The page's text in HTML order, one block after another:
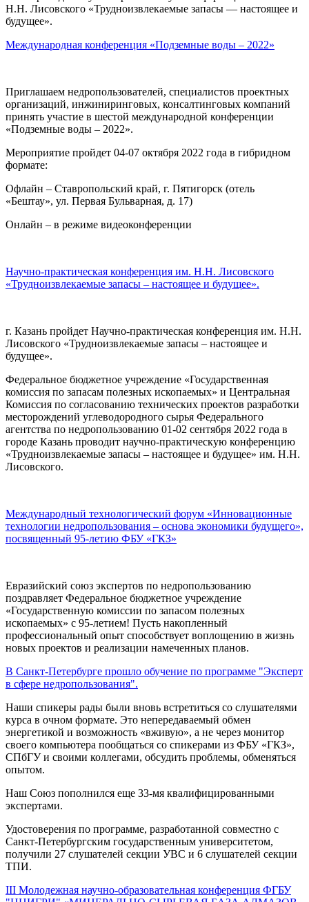
Н.Н. Лисовского «Трудноизвлекаемые запасы — настоящее и
будущее».
Международная конференция «Подземные воды – 2022»
Приглашаем недропользователей, специалистов проектных
организаций, инжиниринговых, консалтинговых компаний
принять участие в шестой международной конференции
«Подземные воды – 2022».
Мероприятие пройдет 04-07 октября 2022 года в гибридном
формате:
Офлайн – Ставропольский край, г. Пятигорск (отель
«Бештау», ул. Первая Бульварная, д. 17)
Онлайн – в режиме видеоконференции
Научно-практическая конференция им. Н.Н. Лисовского
«Трудноизвлекаемые запасы – настоящее и будущее».
г. Казань пройдет Научно-практическая конференция им. Н.Н.
Лисовского «Трудноизвлекаемые запасы – настоящее и
будущее».
Федеральное бюджетное учреждение «Государственная
комиссия по запасам полезных ископаемых» и Центральная
Комиссия по согласованию технических проектов разработки
месторождений углеводородного сырья Федерального
агентства по недропользованию 01-02 сентября 2022 года в
городе Казань проводит научно-практическую конференцию
«Трудноизвлекаемые запасы – настоящее и будущее» им. Н.Н.
Лисовского.
Международный технологический форум «Инновационные
технологии недропользования – основа экономики будущего»,
посвященный 95-летию ФБУ «ГКЗ»
Евразийский союз экспертов по недропользованию
поздравляет Федеральное бюджетное учреждение
«Государственную комиссии по запасом полезных
ископаемых» с 95-летием! Пусть накопленный
профессиональный опыт способствует воплощению в жизнь
новых проектов и реализации намеченных планов.
В Санкт-Петербурге прошло обучение по программе "Эксперт
в сфере недропользования".
Наши спикеры рады были вновь встретиться со слушателями
курса в очном формате. Это непередаваемый обмен
энергетикой и возможность «вживую», а не через монитор
своего компьютера пообщаться со спикерами из ФБУ «ГКЗ»,
СПбГУ и своими коллегами, обсудить проблемы, обменяться
опытом.
Наш Союз пополнился еще 33-мя квалифицированными
экспертами.
Удостоверения по программе, разработанной совместно с
Санкт-Петербургским государственным университетом,
получили 27 слушателей секции УВС и 6 слушателей секции
ТПИ.
III Молодежная научно-образовательная конференция ФГБУ